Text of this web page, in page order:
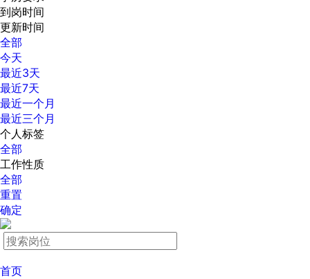
到岗时间
更新时间
全部
今天
最近3天
最近7天
最近一个月
最近三个月
个人标签
全部
工作性质
全部
重置
确定
首页